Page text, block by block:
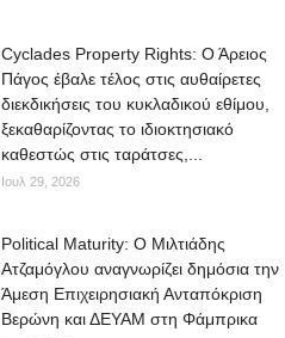
Cyclades Property Rights: Ο Άρειος
Πάγος έβαλε τέλος στις αυθαίρετες
διεκδικήσεις του κυκλαδικού εθίμου,
ξεκαθαρίζοντας το ιδιοκτησιακό
καθεστώς στις ταράτσες,...
Ιουλ 29, 2026
Political Maturity: Ο Μιλτιάδης
Ατζαμόγλου αναγνωρίζει δημόσια την
Άμεση Επιχειρησιακή Ανταπόκριση
Βερώνη και ΔΕΥΑΜ στη Φάμπρικα